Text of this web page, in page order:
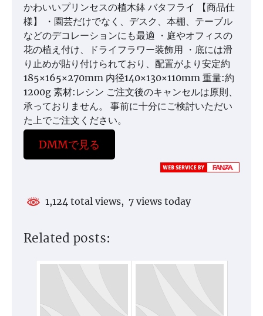
かわいいプリンセスの植木鉢 バタフライ 【商品仕
様】 ・園芸だけでなく、デスク、本棚、テーブル
などのデコレーションにも最適 ・庭やオフィスの
花の植え付け、ドライフラワー装飾用 ・底には滑
り止めが貼り付けられており、配置がより安定約
185×165×270mm 内径140×130×110mm 重量:約
1200g 素材:レシン ご注文後のキャンセルは原則、
承っておりません。 事前に十分にご検討いただい
た上でご注文ください。
DMMで見る
1,124 total views, 7 views today
Related posts: